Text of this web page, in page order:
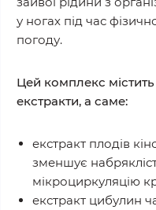
у ногах під час
погоду.
Цей комплекс
екстракти, а саме:
екстракт плодів
зменшує
мікроциркуляцію
екстракт цибулин